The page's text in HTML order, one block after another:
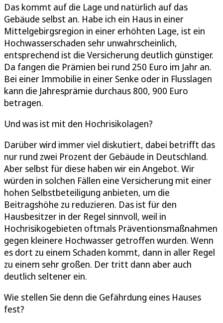
Das kommt auf die Lage und natürlich auf das
Gebäude selbst an. Habe ich ein Haus in einer
Mittelgebirgsregion in einer erhöhten Lage, ist ein
Hochwasserschaden sehr unwahrscheinlich,
entsprechend ist die Versicherung deutlich günstiger.
Da fangen die Prämien bei rund 250 Euro im Jahr an.
Bei einer Immobilie in einer Senke oder in Flusslagen
kann die Jahresprämie durchaus 800, 900 Euro
betragen.
Und was ist mit den Hochrisikolagen?
Darüber wird immer viel diskutiert, dabei betrifft das
nur rund zwei Prozent der Gebäude in Deutschland.
Aber selbst für diese haben wir ein Angebot. Wir
würden in solchen Fällen eine Versicherung mit einer
hohen Selbstbeteiligung anbieten, um die
Beitragshöhe zu reduzieren. Das ist für den
Hausbesitzer in der Regel sinnvoll, weil in
Hochrisikogebieten oftmals Präventionsmaßnahmen
gegen kleinere Hochwasser getroffen wurden. Wenn
es dort zu einem Schaden kommt, dann in aller Regel
zu einem sehr großen. Der tritt dann aber auch
deutlich seltener ein.
Wie stellen Sie denn die Gefährdung eines Hauses
fest?